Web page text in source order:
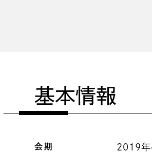
基本情報
会期 2019年